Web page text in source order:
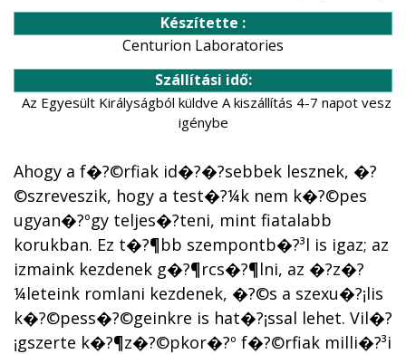
Készítette :
Centurion Laboratories
Szállítási idő:
Az Egyesült Királyságból küldve A kiszállítás 4-7 napot vesz
igénybe
Ahogy a f�?©rfiak id�?�?sebbek lesznek, �?
©szreveszik, hogy a test�?¼k nem k�?©pes
ugyan�?ºgy teljes�?­teni, mint fiatalabb
korukban. Ez t�?¶bb szempontb�?³l is igaz; az
izmaink kezdenek g�?¶rcs�?¶lni, az �?­z�?
¼leteink romlani kezdenek, �?©s a szexu�?¡lis
k�?©pess�?©geinkre is hat�?¡ssal lehet. Vil�?
¡gszerte k�?¶z�?©pkor�?º f�?©rfiak milli�?³i